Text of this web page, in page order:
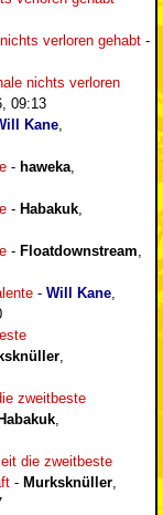
verloren gehabt -
nichts verloren
09:13
Kane,
- haweka,
- Habakuk,
- Floatdownstream,
- Will Kane,
,
zweitbeste
Habakuk,
die zweitbeste
- Murksknüller,